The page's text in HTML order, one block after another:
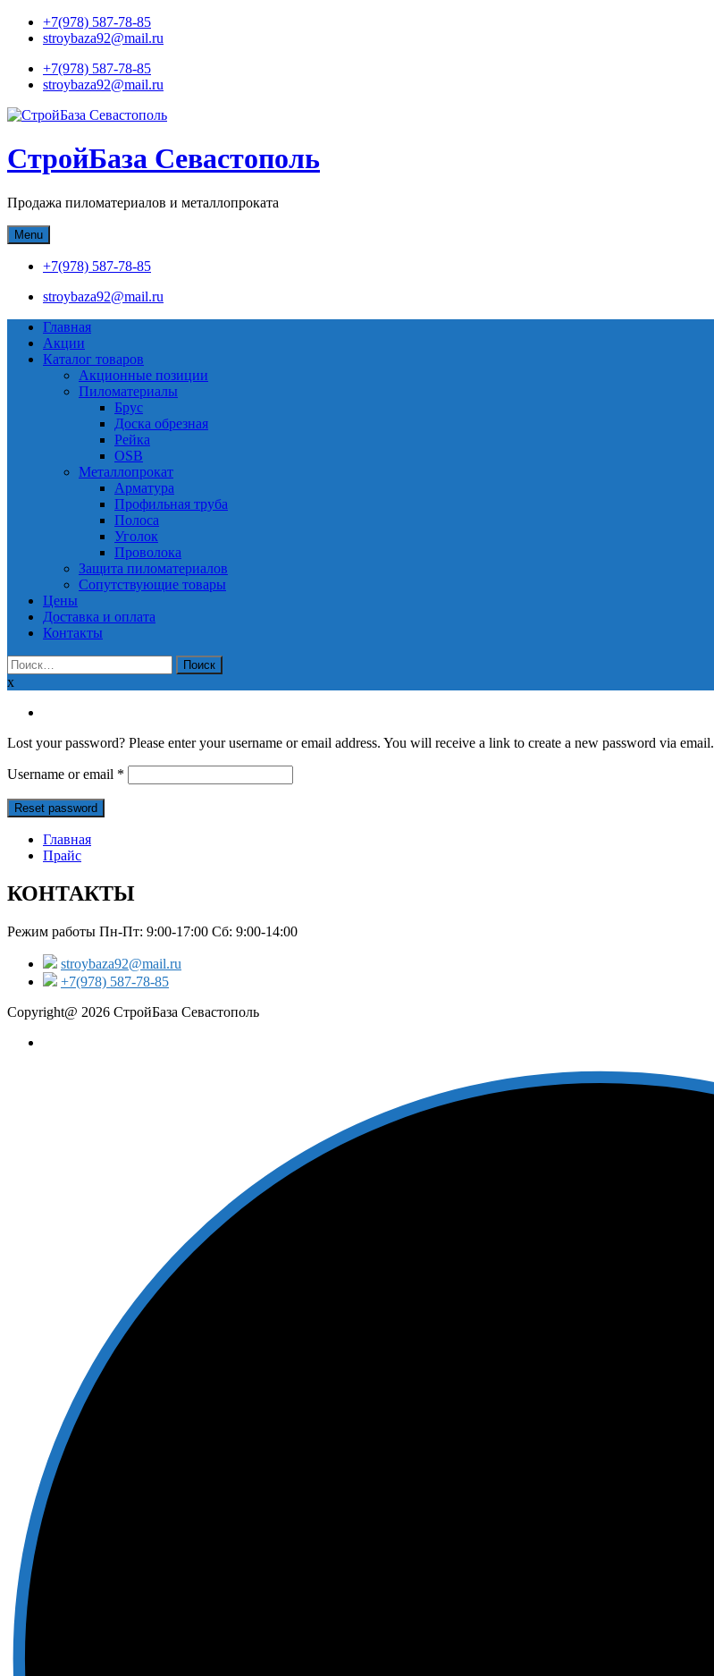
Skip
+7(978) 587-78-85
stroybaza92@mail.ru
+7(978) 587-78-85
stroybaza92@mail.ru
СтройБаза Севастополь
Продажа пиломатериалов и металлопроката
Menu
+7(978) 587-78-85
stroybaza92@mail.ru
Главная
Акции
Каталог товаров
Акционные позиции
Пиломатериалы
Брус
Доска обрезная
Рейка
OSB
Металлопрокат
Арматура
Профильная труба
Полоса
Уголок
Проволока
Защита пиломатериалов
Сопутствующие товары
Цены
Доставка и оплата
Контакты
Найти:
x
Lost your password? Please enter your username or email address. You will receive a link to create a new password via email.
Username or email *
Reset password
Главная
Прайс
КОНТАКТЫ
Режим работы Пн-Пт: 9:00-17:00 Сб: 9:00-14:00
stroybaza92@mail.ru
+7(978) 587-78-85
Copyright@ 2026 СтройБаза Севастополь